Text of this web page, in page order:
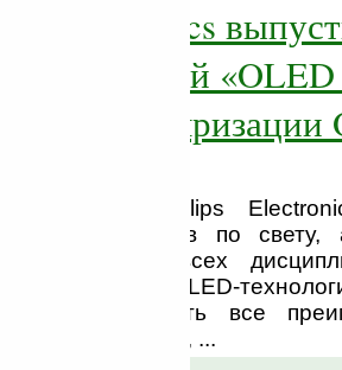
Electronics
для
Royal Philips
художников по свету,
людей всех
по OLED-
раскрыть все
и показать, ...